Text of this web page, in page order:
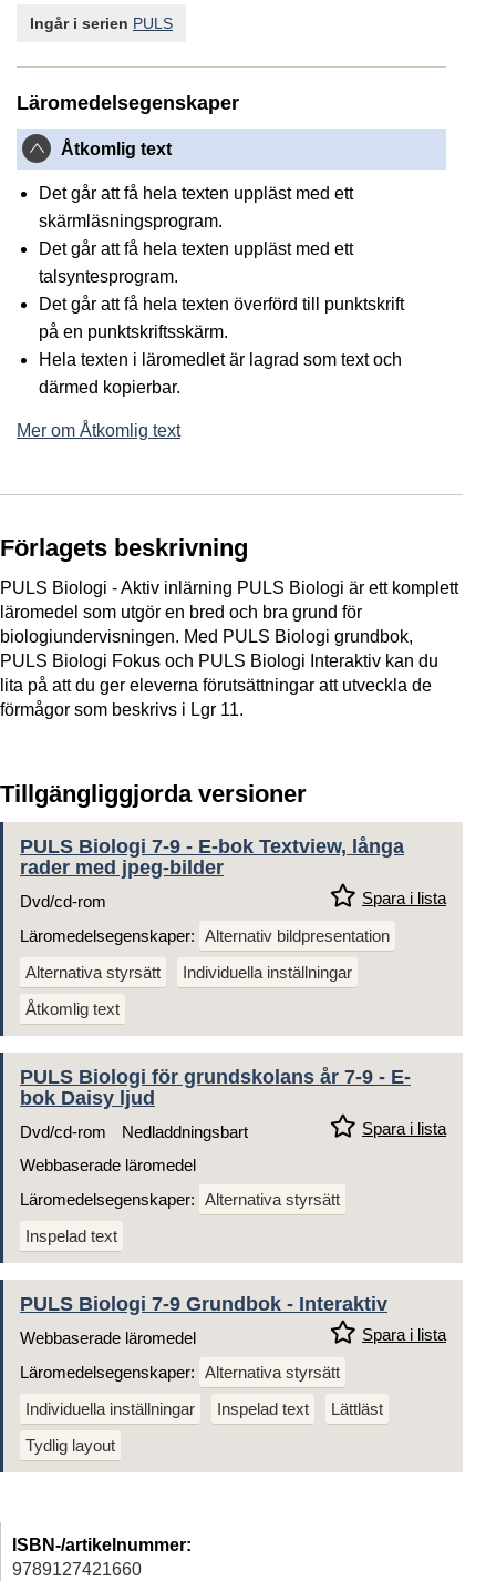
Ingår i serien PULS
Läromedelsegenskaper
Åtkomlig text
Det går att få hela texten uppläst med ett
skärmläsningsprogram.
Det går att få hela texten uppläst med ett
talsyntesprogram.
Det går att få hela texten överförd till punktskrift
på en punktskriftsskärm.
Hela texten i läromedlet är lagrad som text och
därmed kopierbar.
Mer om Åtkomlig text
Förlagets beskrivning
PULS Biologi - Aktiv inlärning PULS Biologi är ett komplett
läromedel som utgör en bred och bra grund för
biologiundervisningen. Med PULS Biologi grundbok,
PULS Biologi Fokus och PULS Biologi Interaktiv kan du
lita på att du ger eleverna förutsättningar att utveckla de
förmågor som beskrivs i Lgr 11.
Tillgängliggjorda versioner
PULS Biologi 7-9 - E-bok Textview, långa
rader med jpeg-bilder
Spara i lista
Dvd/cd-rom
Läromedelsegenskaper: Alternativ bildpresentation
Alternativa styrsätt
Individuella inställningar
Åtkomlig text
PULS Biologi för grundskolans år 7-9 - E-
bok Daisy ljud
Spara i lista
Dvd/cd-rom
Nedladdningsbart
Webbaserade läromedel
Läromedelsegenskaper: Alternativa styrsätt
Inspelad text
PULS Biologi 7-9 Grundbok - Interaktiv
Spara i lista
Webbaserade läromedel
Läromedelsegenskaper: Alternativa styrsätt
Individuella inställningar
Inspelad text
Lättläst
Tydlig layout
ISBN-/artikelnummer:
9789127421660